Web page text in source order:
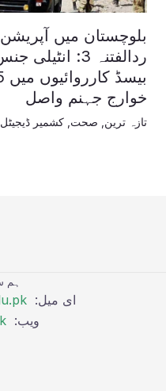
بلوچستان میں آپریشن
ردالفتنہ 3: انٹیلی
خوارج جہنم واصل
تازہ ترین صحت ,کشمیر ڈیجیٹل
ہم
ای میل:
ویب: